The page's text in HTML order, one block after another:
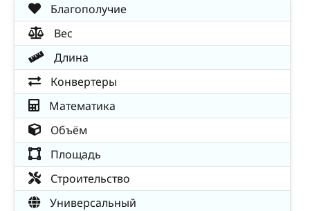
Благополучие
Вес
Длина
Конвертеры
Математика
Объём
Площадь
Строительство
Универсальный